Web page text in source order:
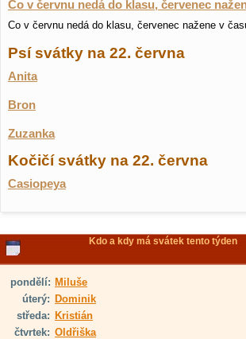
Co v červnu nedá do klasu, červenec
Co v červnu nedá do klasu, červenec nažene v
Psí svátky na 22. června
Anita
Bron
Zuzanka
Kočičí svátky na 22. června
Casiopeya
Kdo a kdy má svátek tento týden
pondělí: Miluše
úterý: Dominik
středa: Kristián
čtvrtek: Oldřiška